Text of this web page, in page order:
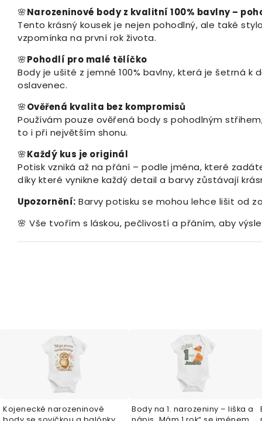
🌸Narozeninové body z kvalitní 100% bavlny –
Tento krásný kousek je nejen pohodlný, ale také
vzpomínka na první rok života.
🌸Pohodlí pro malé tělíčko
Body je ušité z jemné 100% bavlny, která je šetrná
oslavenec.
🌸Ověřená kvalita bez kompromisů
Používám pouze ověřená body s pohodlným
to i při největším shonu.
🌸Každý kus je originál
Potisk vzniká až na přání – podle jména, které
díky které vynikne každý detail a barvy zůstávají
Upozornění: Barvy potisku se mohou lehce lišit od
🌸 Vše tvořím s láskou, pečlivostí a přáním, aby
Kojenecké narozeninové
Body na 1. narozeniny – liška a